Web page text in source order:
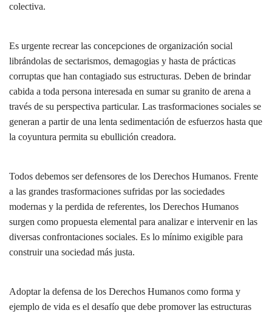
colectiva.
Es urgente recrear las concepciones de organización social
librándolas de sectarismos, demagogias y hasta de prácticas
corruptas que han contagiado sus estructuras. Deben de brindar
cabida a toda persona interesada en sumar su granito de arena a
través de su perspectiva particular. Las trasformaciones sociales se
generan a partir de una lenta sedimentación de esfuerzos hasta que
la coyuntura permita su ebullición creadora.
Todos debemos ser defensores de los Derechos Humanos. Frente
a las grandes trasformaciones sufridas por las sociedades
modernas y la perdida de referentes, los Derechos Humanos
surgen como propuesta elemental para analizar e intervenir en las
diversas confrontaciones sociales. Es lo mínimo exigible para
construir una sociedad más justa.
Adoptar la defensa de los Derechos Humanos como forma y
ejemplo de vida es el desafío que debe promover las estructuras